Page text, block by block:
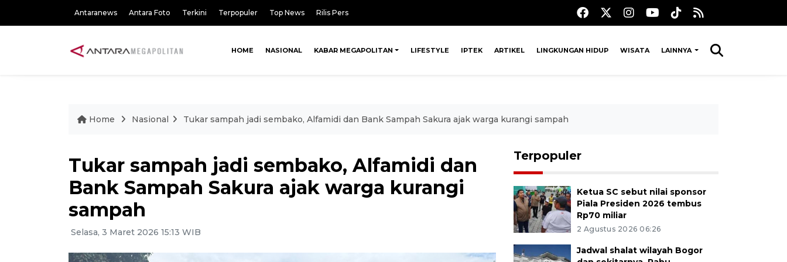
Antaranews Antara Foto Terkini Terpopuler Top News Rilis Pers
HOME NASIONAL KABAR MEGAPOLITAN LIFESTYLE IPTEK ARTIKEL LINGKUNGAN HIDUP WISATA LAINNYA
Home Nasional Tukar sampah jadi sembako, Alfamidi dan Bank Sampah Sakura ajak warga kurangi sampah
Tukar sampah jadi sembako, Alfamidi dan
Bank Sampah Sakura ajak warga kurangi
sampah
Selasa, 3 Maret 2026 15:13 WIB
Terpopuler
Ketua SC sebut nilai sponsor
Piala Presiden 2026 tembus
Rp70 miliar
2 Agustus 2026 06:26
Jadwal shalat wilayah Bogor